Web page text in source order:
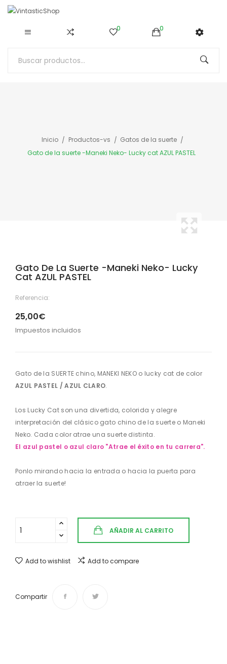
0 0
Inicio Productos-vs
Gatos de la suerte
Gato de la suerte -Maneki Neko- Lucky cat AZUL PASTEL
Gato De La Suerte -Maneki Neko- Lucky
Cat AZUL PASTEL
Referencia:
25,00€
Impuestos incluidos
Gato de la SUERTE chino, MANEKI NEKO o lucky cat de color
AZUL PASTEL / AZUL CLARO.
Los Lucky Cat son una divertida, colorida y alegre
interpretación del clásico gato chino de la suerte o Maneki
Neko. Cada color atrae una suerte distinta.
El azul pastel o azul claro "Atrae el éxito en tu carrera".
Ponlo mirando hacia la entrada o hacia la puerta para
atraer la suerte!
AÑADIR AL CARRITO
Add to wishlist Add to compare
Compartir